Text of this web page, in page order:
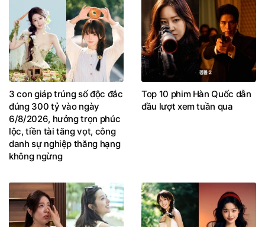
3 con giáp trúng số độc đắc
đúng 300 tỷ vào ngày
6/8/2026, hưởng trọn phúc
lộc, tiền tài tăng vọt, công
danh sự nghiệp thăng hạng
không ngừng
Top 10 phim Hàn Quốc dẫn
đầu lượt xem tuần qua